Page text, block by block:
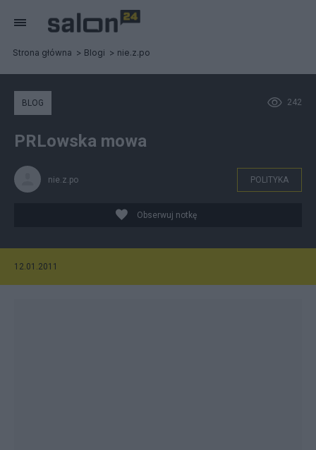
Strona główna Blogi nie.z.po
242
BLOG
PRLowska mowa
nie.z.po POLITYKA
Obserwuj notkę
12.01.2011